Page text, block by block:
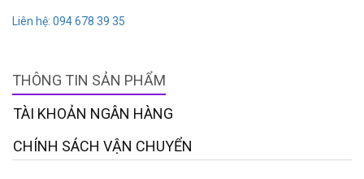
Liên hệ: 094 678 39 35
THÔNG TIN SẢN PHẨM
TÀI KHOẢN NGÂN HÀNG
CHÍNH SÁCH VẬN CHUYỂN